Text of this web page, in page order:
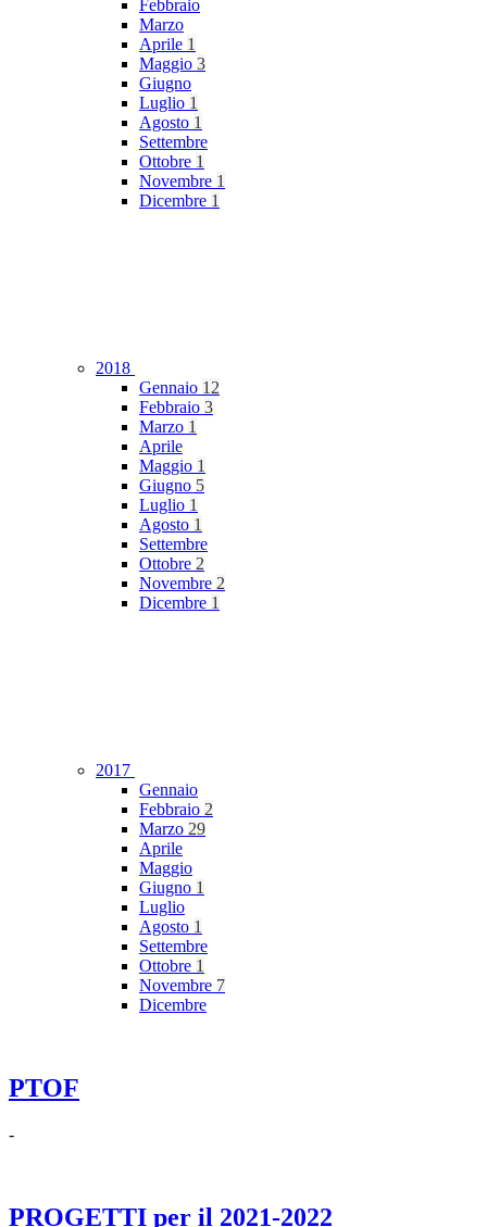
Febbraio
Marzo
Aprile 1
Maggio 3
Giugno
Luglio 1
Agosto 1
Settembre
Ottobre 1
Novembre 1
Dicembre 1
2018
Gennaio 12
Febbraio 3
Marzo 1
Aprile
Maggio 1
Giugno 5
Luglio 1
Agosto 1
Settembre
Ottobre 2
Novembre 2
Dicembre 1
2017
Gennaio
Febbraio 2
Marzo 29
Aprile
Maggio
Giugno 1
Luglio
Agosto 1
Settembre
Ottobre 1
Novembre 7
Dicembre
PTOF
-
PROGETTI per il 2021-2022